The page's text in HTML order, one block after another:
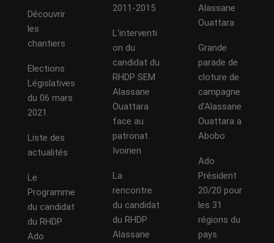
Découvrir
les
chantiers
Elections
Législatives
du 06 mars
2021.
Liste des
actualités
Le
Programme
du candidat
du RHDP
Ado
2011-2015
L’interventi
on du
candidat du
RHDP SEM
Alassane
Ouattara
face au
patronat
Ivoirien
La
rencontre
du candidat
du RHDP
Alassane
Alassane
Ouattara
Grande
parade de
cloture de
campagne
d’Alassane
Ouattara a
Abobo
Ado
Président
20/20 pour
les 31
régions du
pays.